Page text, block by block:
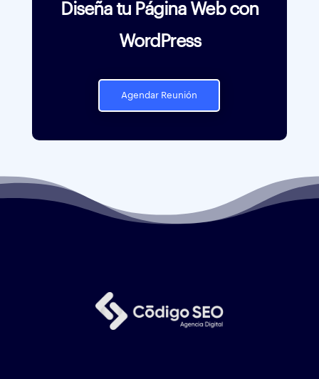
Diseña tu Página Web con
WordPress
Agendar Reunión